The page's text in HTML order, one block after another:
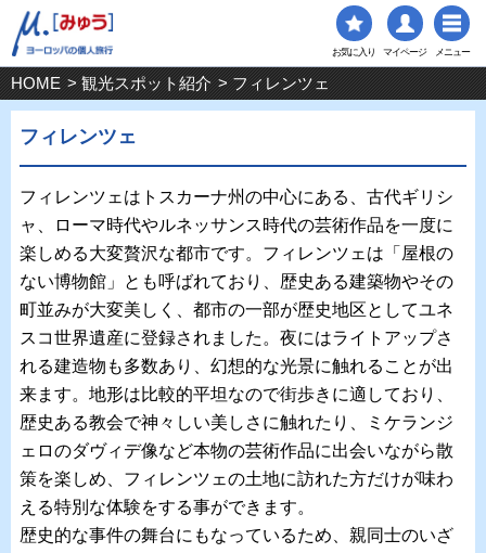
お気に入り マイページ メニュー
HOME >観光スポット紹介 > フィレンツェ
フィレンツェ
フィレンツェはトスカーナ州の中心にある、古代ギリシ
ャ、ローマ時代やルネッサンス時代の芸術作品を一度に
楽しめる大変贅沢な都市です。フィレンツェは「屋根の
ない博物館」とも呼ばれており、歴史ある建築物やその
町並みが大変美しく、都市の一部が歴史地区としてユネ
スコ世界遺産に登録されました。夜にはライトアップさ
れる建造物も多数あり、幻想的な光景に触れることが出
来ます。地形は比較的平坦なので街歩きに適しており、
歴史ある教会で神々しい美しさに触れたり、ミケランジ
ェロのダヴィデ像など本物の芸術作品に出会いながら散
策を楽しめ、フィレンツェの土地に訪れた方だけが味わ
える特別な体験をする事ができます。
歴史的な事件の舞台にもなっているため、親同士のいざ